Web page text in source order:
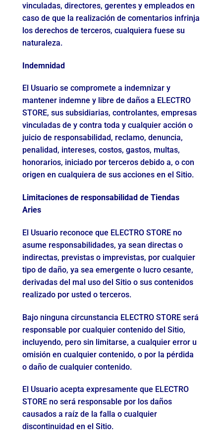
vinculadas, directores, gerentes y empleados en
caso de que la realización de comentarios infrinja
los derechos de terceros, cualquiera fuese su
naturaleza.
Indemnidad
El Usuario se compromete a indemnizar y
mantener indemne y libre de daños a ELECTRO
STORE, sus subsidiarias, controlantes, empresas
vinculadas de y contra toda y cualquier acción o
juicio de responsabilidad, reclamo, denuncia,
penalidad, intereses, costos, gastos, multas,
honorarios, iniciado por terceros debido a, o con
origen en cualquiera de sus acciones en el Sitio.
Limitaciones de responsabilidad de Tiendas
Aries
El Usuario reconoce que ELECTRO STORE no
asume responsabilidades, ya sean directas o
indirectas, previstas o imprevistas, por cualquier
tipo de daño, ya sea emergente o lucro cesante,
derivadas del mal uso del Sitio o sus contenidos
realizado por usted o terceros.
Bajo ninguna circunstancia ELECTRO STORE será
responsable por cualquier contenido del Sitio,
incluyendo, pero sin limitarse, a cualquier error u
omisión en cualquier contenido, o por la pérdida
o daño de cualquier contenido.
El Usuario acepta expresamente que ELECTRO
STORE no será responsable por los daños
causados a raíz de la falla o cualquier
discontinuidad en el Sitio.